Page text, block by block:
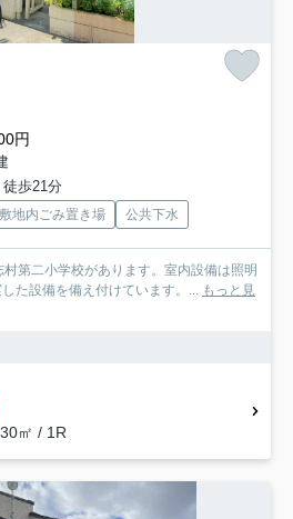
円
歩21分
敷地内ごみ置き場 公共下水
第二小学校があります。室内設備は照明
た設備を備え付けています。...
もっと見
㎡ / 1R